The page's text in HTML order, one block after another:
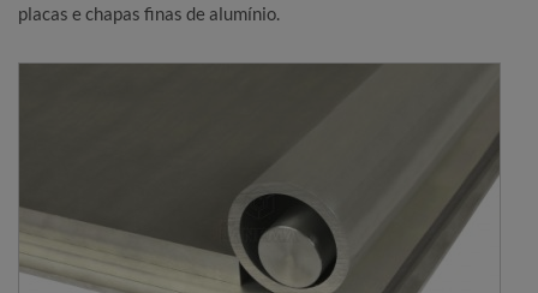
placas e chapas finas de alumínio.